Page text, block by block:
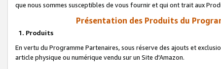
que nous sommes susceptibles de vous fournir et qui ont trait aux
Présentation des Produits du
1. Produits
En vertu du Programme Partenaires, sous réserve des ajouts et
article physique ou numérique vendu sur un Site d'Amazon.